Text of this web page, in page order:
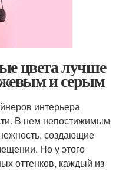
цвета лучше
и серым
интерьера
В нем непостижимым
создающие
Но у этого
оттенков, каждый из